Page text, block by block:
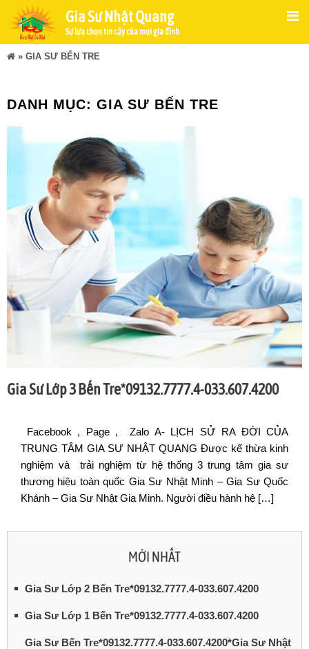
Gia Sư Nhật Quang
Sự lựa chọn tin cậy của mọi gia đình
» GIA SƯ BẾN TRE
DANH MỤC: GIA SƯ BẾN TRE
Gia Sư Lớp 3 Bến Tre*09132.7777.4-033.607.4200
Facebook , Page , Zalo A- LỊCH SỬ RA ĐỜI CỦA
TRUNG TÂM GIA SƯ NHẬT QUANG Được kế thừa kinh
nghiệm và trải nghiệm từ hệ thống 3 trung tâm gia sư
thương hiệu toàn quốc Gia Sư Nhật Minh – Gia Sư Quốc
Khánh – Gia Sư Nhật Gia Minh. Người điều hành hệ […]
MỚI NHẤT
Gia Sư Lớp 2 Bến Tre*09132.7777.4-033.607.4200
Gia Sư Lớp 1 Bến Tre*09132.7777.4-033.607.4200
Gia Sư Bến Tre*09132.7777.4-033.607.4200*Gia Sư Nhật